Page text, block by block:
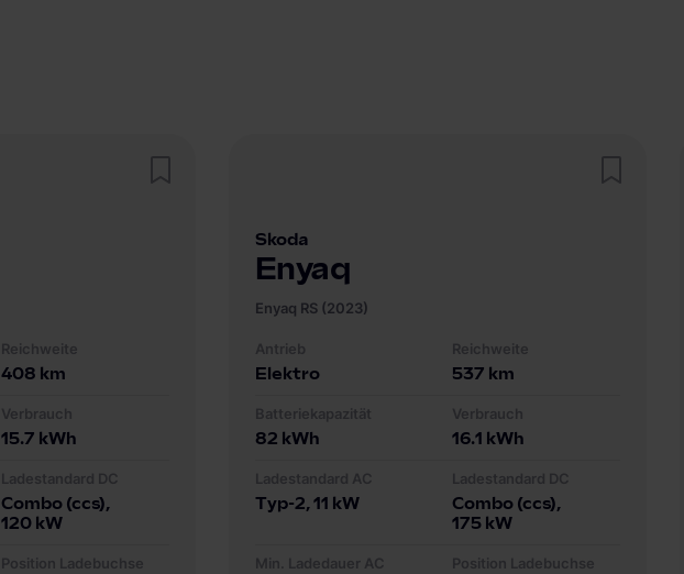
Reichweite
408 km
Verbrauch
15.7 kWh
Ladestandard DC
Combo (ccs),
120 kW
Position Ladebuchse
Skoda
Enyaq
Enyaq RS (2023)
Antrieb
Elektro
Reichweite
537 km
Batteriekapazität
82 kWh
Verbrauch
16.1 kWh
Ladestandard AC
Typ-2, 11 kW
Ladestandard DC
Combo (ccs),
175 kW
Min. Ladedauer AC Position Ladebuchse